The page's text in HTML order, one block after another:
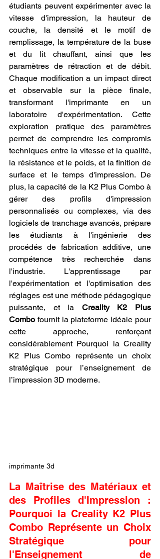
étudiants peuvent expérimenter avec la
vitesse d'impression, la hauteur de
couche, la densité et le motif de
remplissage, la température de la buse
et du lit chauffant, ainsi que les
paramètres de rétraction et de débit.
Chaque modification a un impact direct
et observable sur la pièce finale,
transformant l'imprimante en un
laboratoire d'expérimentation. Cette
exploration pratique des paramètres
permet de comprendre les compromis
techniques entre la vitesse et la qualité,
la résistance et le poids, et la finition de
surface et le temps d'impression. De
plus, la capacité de la K2 Plus Combo à
gérer des profils d'impression
personnalisés ou complexes, via des
logiciels de tranchage avancés, prépare
les étudiants à l'ingénierie des
procédés de fabrication additive, une
compétence très recherchée dans
l'industrie. L'apprentissage par
l'expérimentation et l'optimisation des
réglages est une méthode pédagogique
puissante, et la Creality K2 Plus
Combo fournit la plateforme idéale pour
cette approche, renforçant
considérablement Pourquoi la Creality
K2 Plus Combo représente un choix
stratégique pour l’enseignement de
l’impression 3D moderne.
imprimante 3d
La Maîtrise des Matériaux et
des Profiles d'Impression :
Pourquoi la Creality K2 Plus
Combo Représente un Choix
Stratégique pour
l'Enseignement de